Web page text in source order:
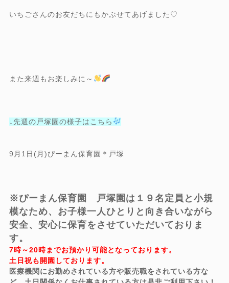
いちごさんのお友だちにもかぶせてあげました♡
また来週もお楽しみに～
↓先週の戸塚園の様子はこちら
9月1日(月)ぴーまん保育園＊戸塚
※ぴーまん保育園 戸塚園は１９名定員と小規
模なため、お子様一人ひとりと向き合いながら
安全、安心に保育をさせていただいておりま
す。
7時～20時までお預かり可能となっております。
土日祝も開園しております。
医療機関にお勤めされている方や販売職をされている方な